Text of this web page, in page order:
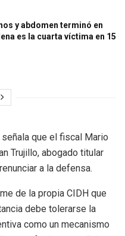
y abdomen terminó en
es la cuarta víctima en 15
que el fiscal Mario
Trujillo, abogado titular
a la defensa.
de la propia CIDH que
debe tolerarse la
como un mecanismo